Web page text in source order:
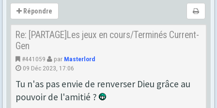
Répondre
Re: [PARTAGE]Les jeux en cours/Terminés Current-
Gen
#441059 par Masterlord
09 Déc 2023, 17:06
Tu n'as pas envie de renverser Dieu grâce au
pouvoir de l'amitié ?